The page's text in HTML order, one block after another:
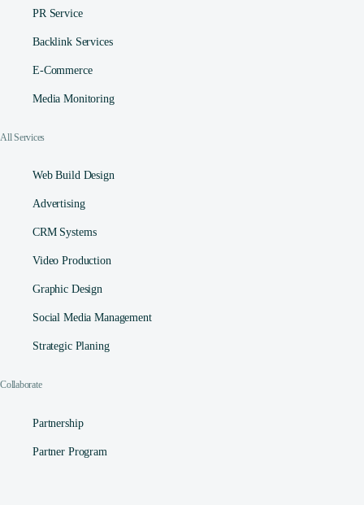
PR Service
Backlink Services
E-Commerce
Media Monitoring
All Services
Web Build Design
Advertising
CRM Systems
Video Production
Graphic Design
Social Media Management​
Strategic Planing
Collaborate
Partnership
Partner Program